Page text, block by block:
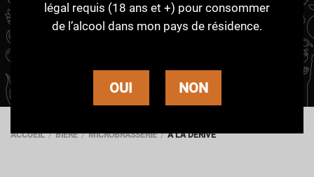
ACCUEIL BIÈRE MICROBRASSERIE À LA DÉRIVE
légal requis (18 ans et +) pour consommer
de l’alcool dans mon pays de résidence.
OUI NON